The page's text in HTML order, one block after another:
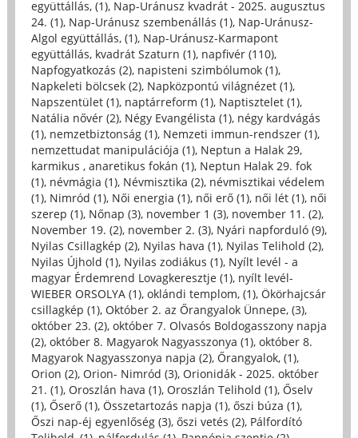
együttállás, (1), Nap-Uránusz kvadrát - 2025. augusztus
24. (1), Nap-Uránusz szembenállás (1), Nap-Uránusz-
Algol együttállás, (1), Nap-Uránusz-Karmapont
együttállás, kvadrát Szaturn (1), napfivér (110),
Napfogyatkozás (2), napisteni szimbólumok (1),
Napkeleti bölcsek (2), Napközpontú világnézet (1),
Napszentület (1), naptárreform (1), Naptisztelet (1),
Natália nővér (2), Négy Evangélista (1), négy kardvágás
(1), nemzetbiztonság (1), Nemzeti immun-rendszer (1),
nemzettudat manipulációja (1), Neptun a Halak 29,
karmikus , anaretikus fokán (1), Neptun Halak 29. fok
(1), névmágia (1), Névmisztika (2), névmisztikai védelem
(1), Nimród (1), Női energia (1), női erő (1), női lét (1), női
szerep (1), Nőnap (3), november 1 (3), november 11. (2),
November 19. (2), november 2. (3), Nyári napforduló (9),
Nyilas Csillagkép (2), Nyilas hava (1), Nyilas Telihold (2),
Nyilas Újhold (1), Nyilas zodiákus (1), Nyílt levél - a
magyar Érdemrend Lovagkeresztje (1), nyílt levél-
WIEBER ORSOLYA (1), oklándi templom, (1), Ökörhajcsár
csillagkép (1), Október 2. az Őrangyalok Ünnepe, (3),
október 23. (2), október 7. Olvasós Boldogasszony napja
(2), október 8. Magyarok Nagyasszonya (1), október 8.
Magyarok Nagyasszonya napja (2), Őrangyalok, (1),
Orion (2), Orion- Nimród (3), Orionidák - 2025. október
21. (1), Oroszlán hava (1), Oroszlán Telihold (1), Őselv
(1), Őserő (1), Összetartozás napja (1), őszi búza (1),
Őszi nap-éj egyenlőség (3), őszi vetés (2), Pálfordító